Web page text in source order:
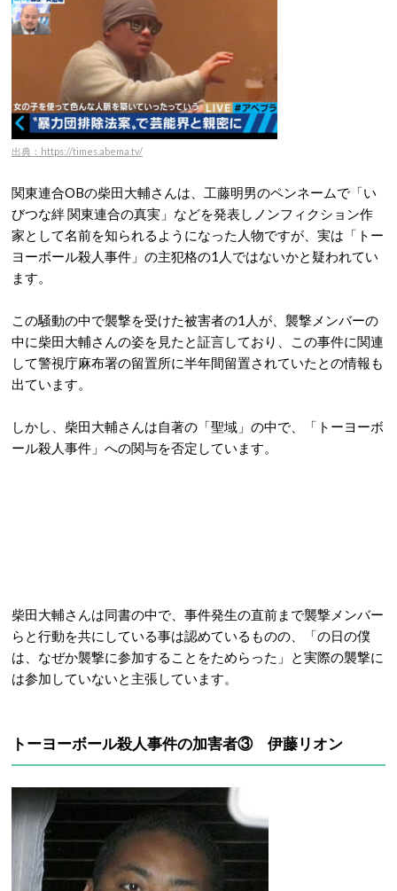
出典：https://times.abema.tv/
関東連合OBの柴田大輔さんは、工藤明男のペンネームで「い
びつな絆 関東連合の真実」などを発表しノンフィクション作
家として名前を知られるようになった人物ですが、実は「トー
ヨーボール殺人事件」の主犯格の1人ではないかと疑われてい
ます。
この騒動の中で襲撃を受けた被害者の1人が、襲撃メンバーの
中に柴田大輔さんの姿を見たと証言しており、この事件に関連
して警視庁麻布署の留置所に半年間留置されていたとの情報も
出ています。
しかし、柴田大輔さんは自著の「聖域」の中で、「トーヨーボ
ール殺人事件」への関与を否定しています。
柴田大輔さんは同書の中で、事件発生の直前まで襲撃メンバー
らと行動を共にしている事は認めているものの、「の日の僕
は、なぜか襲撃に参加することをためらった」と実際の襲撃に
は参加していないと主張しています。
トーヨーボール殺人事件の加害者③ 伊藤リオン